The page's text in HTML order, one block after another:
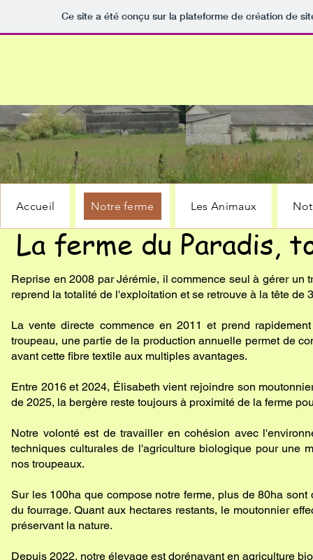
Ce site a été conçu sur la plateforme de création de
La ferme du Paradis,
Reprise en 2008 par Jérémie, il commence seul à gérer
reprend la totalité de l'exploitation et se retrouve à la tête de
La vente directe commence en 2011 et prend
troupeau, une partie de la production annuelle permet de
avant cette fibre textile aux multiples avantages.
Entre 2016 et 2024, Élisabeth vient rejoindre son
de 2025, la bergère reste toujours à proximité de la ferme
Notre volonté est de travailler en cohésion avec
techniques culturales de l'agriculture biologique pour une
nos troupeaux.
Sur les 100ha que compose notre ferme, plus de 80ha
du fourrage. Quant aux hectares restants, le moutonnier
préservant la nature.
Depuis 2022, notre élevage est dorénavant en agriculture
Accueil Notre ferme Les Animaux